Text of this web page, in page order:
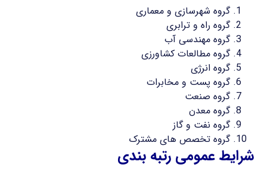
گروه شهرسازی و معماری
گروه راه و ترابری
گروه مهندسی آب
گروه مطالعات کشاورزی
گروه انرژی
گروه پست و مخابرات
گروه صنعت
گروه معدن
گروه نفت و گاز
گروه تخصص های مشترک
شرایط عمومی رتبه بندی